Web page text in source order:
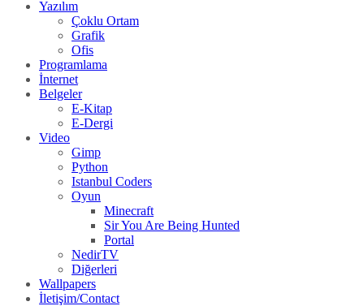
Yazılım
Çoklu Ortam
Grafik
Ofis
Programlama
İnternet
Belgeler
E-Kitap
E-Dergi
Video
Gimp
Python
Istanbul Coders
Oyun
Minecraft
Sir You Are Being Hunted
Portal
NedirTV
Diğerleri
Wallpapers
İletişim/Contact